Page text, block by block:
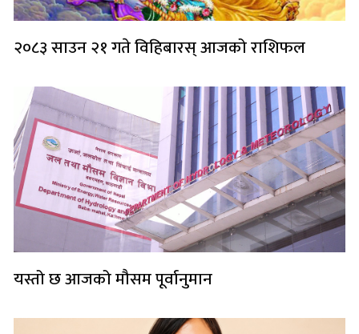
२०८३ साउन २१ गते विहिबारस् आजको राशिफल
यस्तो छ आजको मौसम पूर्वानुमान